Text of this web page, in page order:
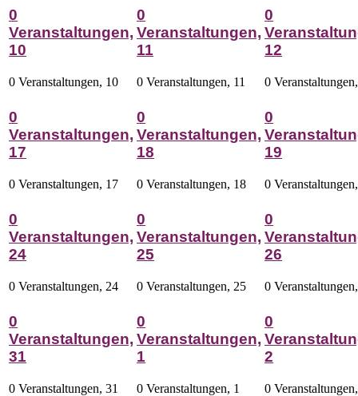
0
Veranstaltungen,
10
0 Veranstaltungen, 10
0
Veranstaltungen,
11
0 Veranstaltungen, 11
0
12
0
0
Veranstaltungen,
17
0 Veranstaltungen, 17
0
Veranstaltungen,
18
0 Veranstaltungen, 18
0
19
0
0
Veranstaltungen,
24
0 Veranstaltungen, 24
0
Veranstaltungen,
25
0 Veranstaltungen, 25
0
26
0
0
Veranstaltungen,
31
0 Veranstaltungen, 31
0
Veranstaltungen,
1
0 Veranstaltungen, 1
0
2
0